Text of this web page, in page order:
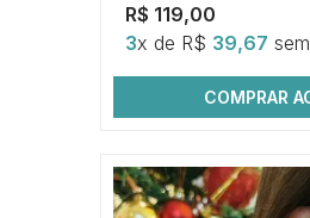
R$ 119,00
3x de R$ 39,67
COMPRAR